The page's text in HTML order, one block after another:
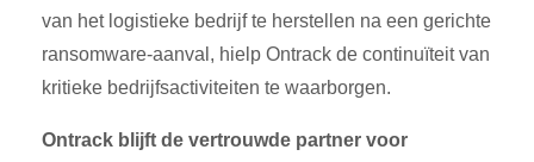
van het logistieke bedrijf te herstellen na een gerichte
ransomware-aanval, hielp Ontrack de continuïteit van
kritieke bedrijfsactiviteiten te waarborgen.
Ontrack blijft de vertrouwde partner voor